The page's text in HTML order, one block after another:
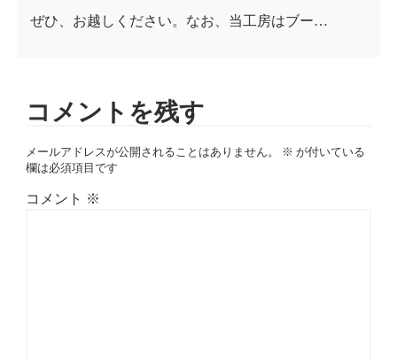
ぜひ、お越しください。なお、当工房はブー…
コメントを残す
メールアドレスが公開されることはありません。 ※ が付いている
欄は必須項目です
コメント ※